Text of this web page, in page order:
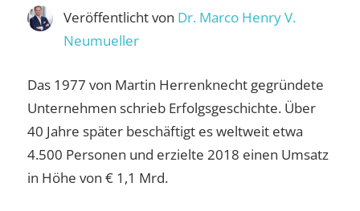
Veröffentlicht von Dr. Marco Henry V.
Neumueller
Das 1977 von Martin Herrenknecht gegründete
Unternehmen schrieb Erfolgsgeschichte. Über
40 Jahre später beschäftigt es weltweit etwa
4.500 Personen und erzielte 2018 einen Umsatz
in Höhe von € 1,1 Mrd.